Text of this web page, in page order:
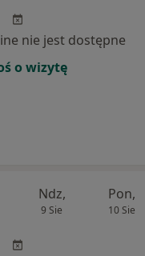
nie jest dostępne
o wizytę
Ndz,
9 Sie
Pon,
10 Sie